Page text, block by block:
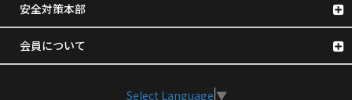
安全対策本部
会員について
Select Language ▼